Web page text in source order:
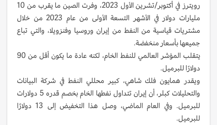
رويترز في أكتوبر/تشرين الأول 2023، وفرت الصين ما يقرب من 10
مليارات دولار في الأشهر التسعة الأولى من عام 2023 من خلال
مشتريات قياسية من النفط من إيران وروسيا وفنزويلا، والتي تباع
جميعها بأسعار منخفضة.
يتقلب المؤشر العالمي للنفط الخام، لكنه عادة ما يكون أقل من 90
دولارًا للبرميل.
ويقدر همايون فلك شاهي، كبير محللي النفط في شركة البيانات
والتحليلات كبلر، أن إيران تتداول نفطها الخام بخصم قدره 5 دولارات
للبرميل. وفي العام الماضي، وصل هذا التخفيض إلى 13 دولارًا
للبرميل.